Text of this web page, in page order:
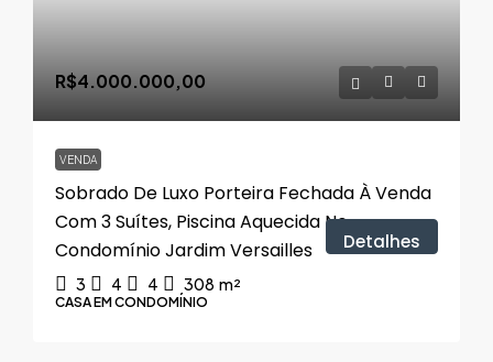
R$4.000.000,00
VENDA
Sobrado De Luxo Porteira Fechada À Venda
Com 3 Suítes, Piscina Aquecida No
Condomínio Jardim Versailles
3 4 4 308 m²
CASA EM CONDOMÍNIO
Detalhes